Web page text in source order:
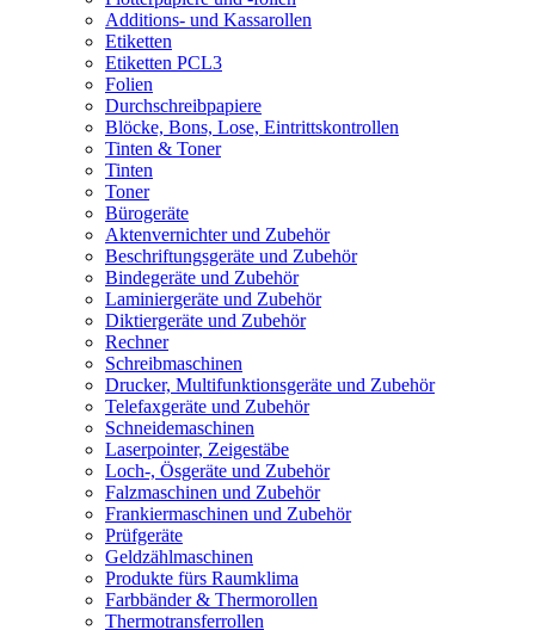
Additions- und Kassarollen
Etiketten
Etiketten PCL3
Folien
Durchschreibpapiere
Blöcke, Bons, Lose, Eintrittskontrollen
Tinten & Toner
Tinten
Toner
Bürogeräte
Aktenvernichter und Zubehör
Beschriftungsgeräte und Zubehör
Bindegeräte und Zubehör
Laminiergeräte und Zubehör
Diktiergeräte und Zubehör
Rechner
Schreibmaschinen
Drucker, Multifunktionsgeräte und Zubehör
Telefaxgeräte und Zubehör
Schneidemaschinen
Laserpointer, Zeigestäbe
Loch-, Ösgeräte und Zubehör
Falzmaschinen und Zubehör
Frankiermaschinen und Zubehör
Prüfgeräte
Geldzählmaschinen
Produkte fürs Raumklima
Farbbänder & Thermorollen
Thermotransferrollen